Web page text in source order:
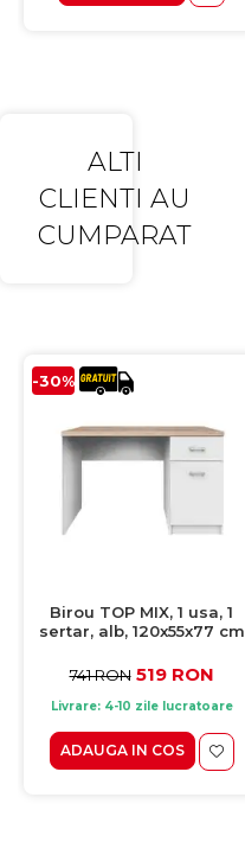
ALTI
CLIENTI AU
CUMPARAT
-30%
Birou TOP MIX, 1 usa, 1
sertar, alb, 120x55x77 cm
741 RON 519 RON
Livrare: 4-10 zile lucratoare
ADAUGA IN COS